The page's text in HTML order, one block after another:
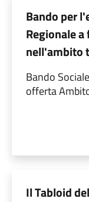
Bando per
Regionale
nell'ambito
Bando
offerta
Il Tabloid